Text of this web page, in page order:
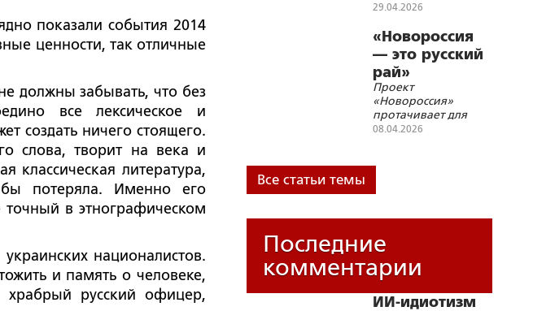
показали события 2014
ценности, так отличные
должны забывать, что без
все лексическое и
создать ничего стоящего.
слова, творит на века и
классическая литература,
бы потеряла. Именно его
в этнографическом
националистов.
и память о человеке,
русский офицер,
29.04.2026
«Новороссия
— это русский
рай»
Проект
«Новороссия»
протачивает для
Русской Истории
08.04.2026
Все статьи темы
Последние
комментарии
ИИ-идиотизм